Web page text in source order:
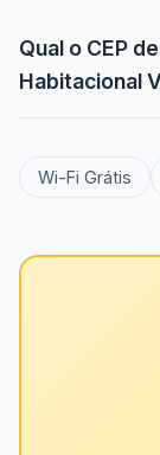
Qual o CEP
Habitacional
Wi-Fi Grátis